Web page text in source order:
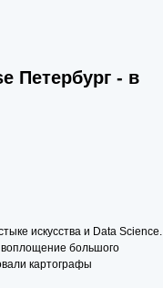
Петербург - в
искусства и Data Science.
воплощение большого
картографы